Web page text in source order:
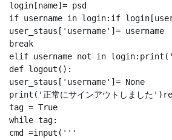
login[name]= psd
if username in login:if
user_staus['username']= username
break
elif username not in login:print('ユ
def logout():
user_staus['username']= None
print('正常にサインアウトしました
tag = True
while tag:
cmd =input('''